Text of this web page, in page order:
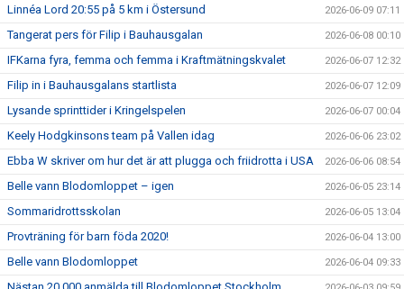
Linnéa Lord 20:55 på 5 km i Östersund 2026-06-09 07:11
Tangerat pers för Filip i Bauhausgalan 2026-06-08 00:10
IFKarna fyra, femma och femma i Kraftmätningskvalet 2026-06-07 12:32
Filip in i Bauhausgalans startlista 2026-06-07 12:09
Lysande sprinttider i Kringelspelen 2026-06-07 00:04
Keely Hodgkinsons team på Vallen idag 2026-06-06 23:02
Ebba W skriver om hur det är att plugga och friidrotta i USA 2026-06-06 08:54
Belle vann Blodomloppet – igen 2026-06-05 23:14
Sommaridrottsskolan 2026-06-05 13:04
Provträning för barn föda 2020! 2026-06-04 13:00
Belle vann Blodomloppet 2026-06-04 09:33